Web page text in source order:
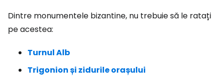
Dintre monumentele bizantine, nu trebuie să le ratați
pe acestea:
Turnul Alb
Trigonion și zidurile orașului